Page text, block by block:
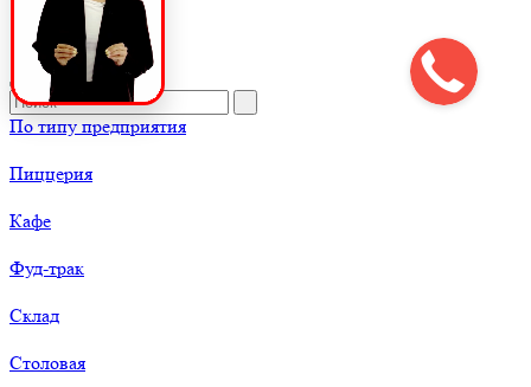
По типу предприятия
Пиццерия
Кафе
Фуд-трак
Склад
Столовая